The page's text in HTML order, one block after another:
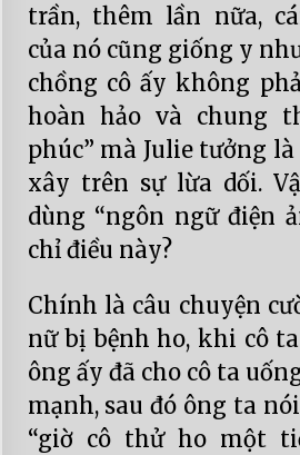
trần, thêm lần nữa,
của nó cũng giống y
chồng cô ấy không
hoàn hảo và chung
phúc” mà Julie tưởng
xây trên sự lừa dối.
dùng “ngôn ngữ điện
chỉ điều này?
Chính là câu chuyện
nữ bị bệnh ho, khi cô
ông ấy đã cho cô ta
mạnh, sau đó ông ta
“giờ cô thử ho một